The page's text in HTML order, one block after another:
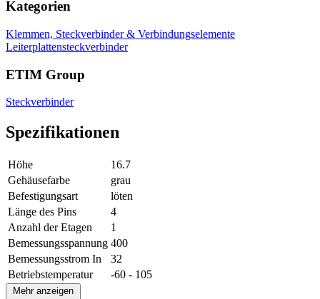
Kategorien
Klemmen, Steckverbinder & Verbindungselemente
Leiterplattensteckverbinder
ETIM Group
Steckverbinder
Spezifikationen
Höhe
16.7
Gehäusefarbe
grau
Befestigungsart
löten
Länge des Pins
4
Anzahl der Etagen
1
Bemessungsspannung 400
Bemessungsstrom In
32
Betriebstemperatur
-60 - 105
Mehr anzeigen